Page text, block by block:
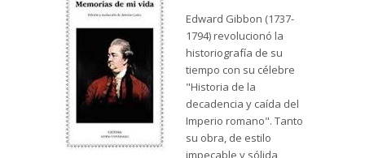
Edward Gibbon (1737-
1794) revolucionó la
historiografía de su
tiempo con su célebre
"Historia de la
decadencia y caída del
Imperio romano". Tanto
su obra, de estilo